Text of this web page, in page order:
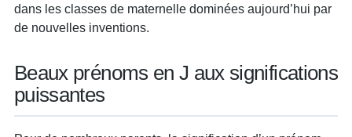
dans les classes de maternelle dominées aujourd’hui par
de nouvelles inventions.
Beaux prénoms en J aux significations
puissantes